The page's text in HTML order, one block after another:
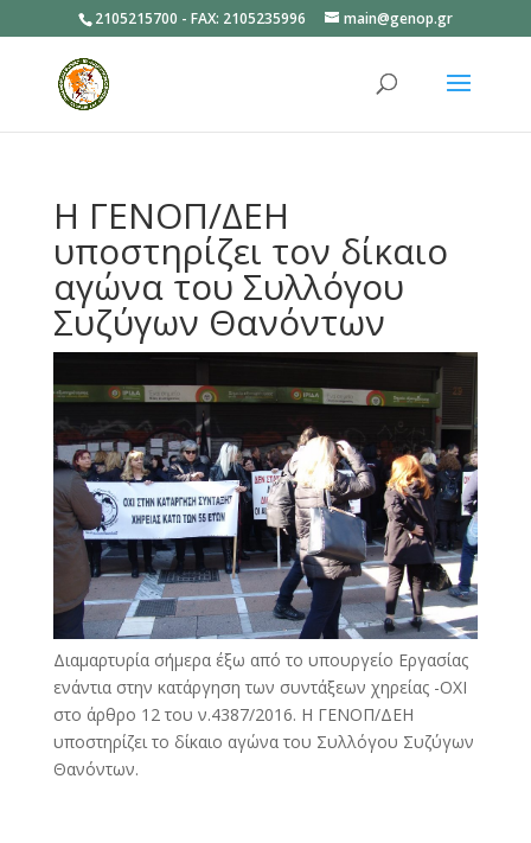
2105215700 - FAX: 2105235996 main@genop.gr
Η ΓΕΝΟΠ/ΔΕΗ
υποστηρίζει τον δίκαιο
αγώνα του Συλλόγου
Συζύγων Θανόντων
Διαμαρτυρία σήμερα έξω από το υπουργείο Εργασίας
ενάντια στην κατάργηση των συντάξεων χηρείας -ΟΧΙ
στο άρθρο 12 του ν.4387/2016. Η ΓΕΝΟΠ/ΔΕΗ
υποστηρίζει το δίκαιο αγώνα του Συλλόγου Συζύγων
Θανόντων.